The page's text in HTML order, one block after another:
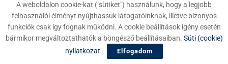
© 2023Creditline- Minden jog fenntartva
A weboldalon cookie-kat ("sütiket") használunk, hogy a legjobb
felhasználói élményt nyújthassuk látogatóinknak, illetve bizonyos
funkciók csak így fognak működni. A cookie beállítások igény esetén
bármikor megváltoztathatók a böngésző beállításaiban. Süti (cookie)
nyilatkozat
Elfogadom